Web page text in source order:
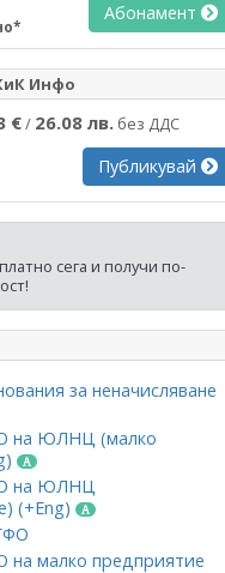
Абонамент
Инфо
€/ 26.08 лв. без ДДС
Публикувай
сега и получи по-
за неначисляване
на ЮЛНЦ (малко
на ЮЛНЦ
(+Eng)
малко предприятие